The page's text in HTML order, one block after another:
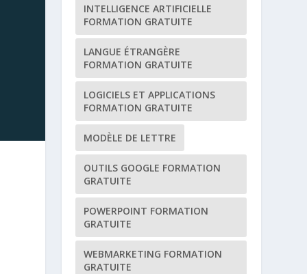
INTELLIGENCE ARTIFICIELLE
FORMATION GRATUITE
LANGUE ÉTRANGÈRE
FORMATION GRATUITE
LOGICIELS ET APPLICATIONS
FORMATION GRATUITE
MODÈLE DE LETTRE
OUTILS GOOGLE FORMATION
GRATUITE
POWERPOINT FORMATION
GRATUITE
WEBMARKETING FORMATION
GRATUITE